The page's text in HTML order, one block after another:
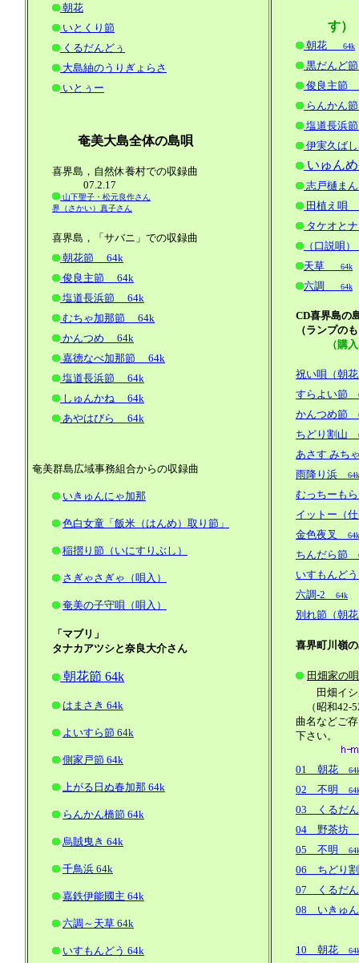
朝花
いとくり節
くるだんどぅ
大島紬のうりぎょらさ
いとぅー
奄美大島全体の島唄
喜界島，自然休養村での収録曲
07.2.17
山下聖子・松元良作さん
界（さかい）真子さん
喜界島，「サバニ」での収録曲
朝花節 64k
俊良主節 64k
塩道長浜節 64k
むちゃ加那節 64k
かんつめ 64k
嘉徳なべ加那節 64k
塩道長浜節 64k
しゅんかね 64k
あやはびら 64k
奄美群島広域事務組合からの収録曲
いきゅんにゃ加那
色白女童「飯米（はんめ）取り節」
稲摺り節（いにすりぶし）
さぎゃさぎゃ（唄入）
奄美の子守唄（唄入）
「マブリ」
タナカアツシと奈良大介さん
朝花節 64k
はまさき 64k
よいすら節 64k
側家戸節 64k
上がる日ぬ春加那 64k
らんかん橋節 64k
烏賊曳き 64k
千鳥浜 64k
嘉鉄伊能國主 64k
六調～天草 64k
いすもんどう 64k
す）
朝花 64k
黒だんど節
俊良主節
らんかん節
塩道長浜節
伊実久ば
いゅん
志戸樋ま
田植え唄
タケオと
（口説唄
天草
64k
六調 64k
CD喜界島の
（ランプの
（購
祝い唄（朝花
すらよい節
かんつめ節
ちどり割山
あさす みち
雨降り浜 64k
むっちーも
イットー（
金色夜叉
64k
ちんだら節
いすもんどう
六調-2 64k
別れ節（朝
喜界町川嶺
田畑家の
田畑イシ
（昭和42-
曲名などご
下さい。
01 朝花
02 不明
03 くるだ
04 野茶坊
05 不明
06 ちどり
07 くるだ
08 いきゅん
10 朝花